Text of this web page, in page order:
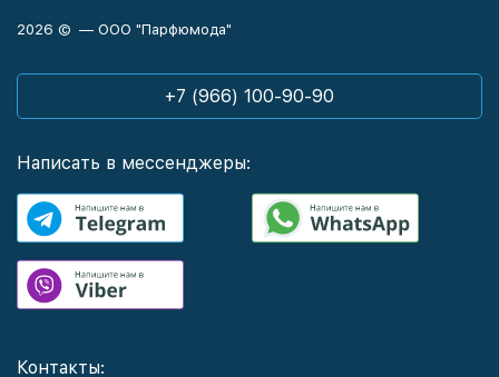
2026 © — ООО "Парфюмода"
+7 (966) 100-90-90
Написать в мессенджеры:
Контакты: